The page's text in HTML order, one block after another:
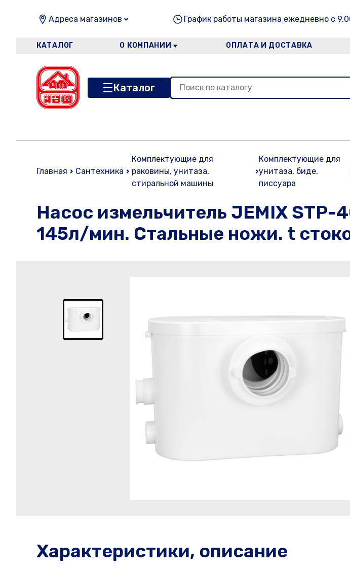
Адреса магазинов График работы магазина ежедневно с
КАТАЛОГ О КОМПАНИИ ОПЛАТА И ДОСТАВКА
Каталог
Главная Сантехника
Комплектующие для
раковины, унитаза,
стиральной машины
Комплектующие для
унитаза, биде,
писсуара
Насос измельчитель JEMIX
145л/мин. Стальные ножи. t
Характеристики, описание